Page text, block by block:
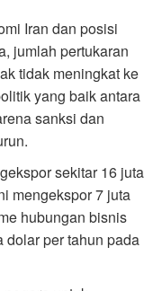
Iran dan posisi
jumlah pertukaran
tidak meningkat ke
yang baik antara
sanksi dan
sekitar 16 juta
mengekspor 7 juta
hubungan bisnis
dolar per tahun pada